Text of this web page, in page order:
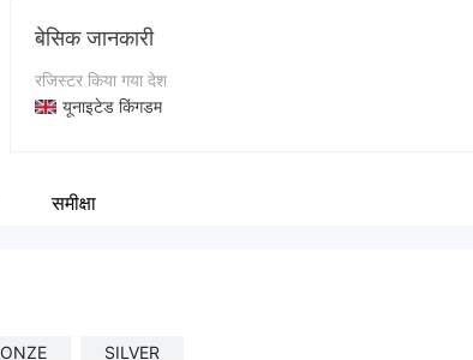
बेसिक जानकारी
रजिस्टर किया गया देश
यूनाइटेड किंगडम
कंपनी का नाम
समीक्षा
SILVER